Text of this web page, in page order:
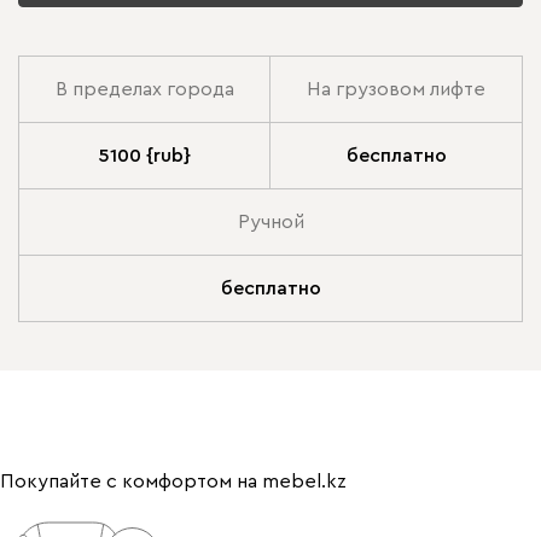
В пределах города На грузовом лифте
5100 {rub} бесплатно
Ручной
бесплатно
Покупайте с комфортом на mebel.kz